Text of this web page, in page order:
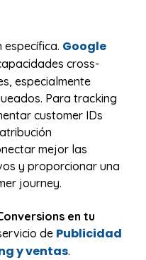
específica. Google
cross-
especialmente
Para tracking
customer IDs
mejor las
y proporcionar una
journey.
en tu
de Publicidad
y ventas.